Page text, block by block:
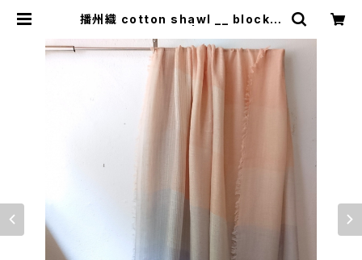
播州織 cotton shawl __ block 2